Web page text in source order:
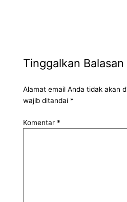
Tinggalkan Balasan
Alamat email Anda tidak akan
wajib ditandai *
Komentar *